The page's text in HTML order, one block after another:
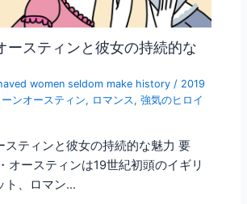
ースティンと彼女の持続的な
women seldom make history / 2019
ンオースティン, ロマンス ,強気のヒロイ
スティンと彼女の持続的な魅力 要
オースティンは19世紀初頭のイギリ
ト、ロマン…